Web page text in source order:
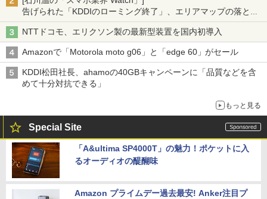
告げられた「KDDIのローミング終了」、エリアマップの落とし
穴と楽天モバイルの課題
NTTドコモ、エリクソン製の最新型装置を国内初導入
Amazonで「Motorola moto g06」と「edge 60」がセール
KDDI松田社長、ahamoの40GBキャンペーンに「品質などを含
めて十分対抗できる」
もっと見る
Special Site
「A&ultima SP4000T」の魅力！ポケットに入
るオーディオの醍醐味
Amazon プライムデー過去最安! Anker注目プ